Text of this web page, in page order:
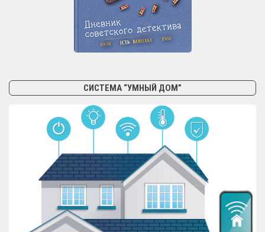
Общие вопросы по детской безопасности
Морское пиратство
Экология
СИСТЕМА “УМНЫЙ ДОМ”